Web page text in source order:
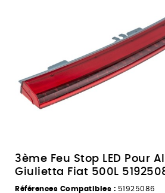
3ème Feu Stop LED Pour
Giulietta Fiat 500L
Références Compatibles : 51925086